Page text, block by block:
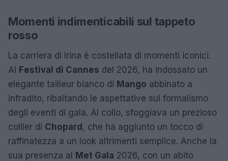
Momenti indimenticabili sul tappeto
rosso
La carriera di Irina è costellata di momenti iconici.
Al Festival di Cannes del 2026, ha indossato un
elegante tailleur bianco di Mango abbinato a
infradito, ribaltando le aspettative sul formalismo
degli eventi di gala. Al collo, sfoggiava un prezioso
collier di Chopard, che ha aggiunto un tocco di
raffinatezza a un look altrimenti semplice. Anche la
sua presenza al Met Gala 2026, con un abito